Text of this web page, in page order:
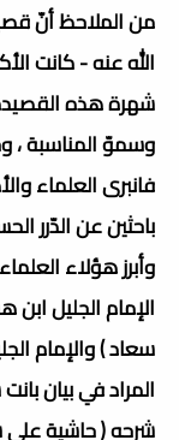
من الملاحظ أنّ
الله عنه - كانت
شهرة هذه
وسموّ المناسبة ،
فانبرى العلماء
باحثين عن الدّرر
وأبرز هؤلاء
الإمام الجليل
سعاد ) والإمام
المراد في بيان
شرحه ( حاشية على